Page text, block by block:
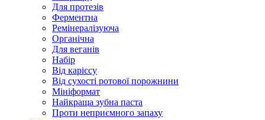
Для протезів
Ферментна
Ремінералізуюча
Органічна
Для веганів
Набір
Від карієсу
Від сухості ротової порожнини
Мініформат
Найкраща зубна паста
Проти неприємного запаху